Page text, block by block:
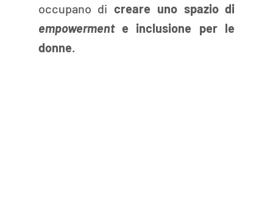
occupano di
empowerment e inclusione per le
donne.